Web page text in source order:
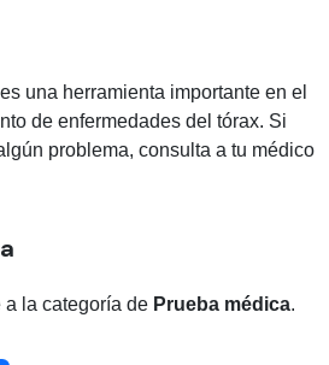
una herramienta importante en el
de enfermedades del tórax. Si
problema, consulta a tu médico
a la categoría de Prueba médica.